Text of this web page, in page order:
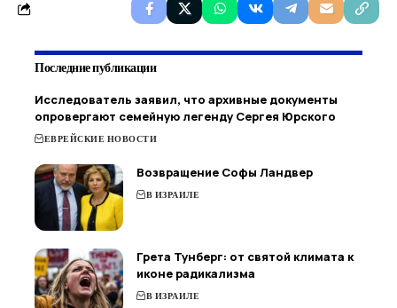
Последние публикации
Исследователь заявил, что архивные документы
опровергают семейную легенду Сергея Юрского
ЕВРЕЙСКИЕ НОВОСТИ
Возвращение Софы Ландвер
В ИЗРАИЛЕ
Грета Тунберг: от святой климата к
иконе радикализма
В ИЗРАИЛЕ